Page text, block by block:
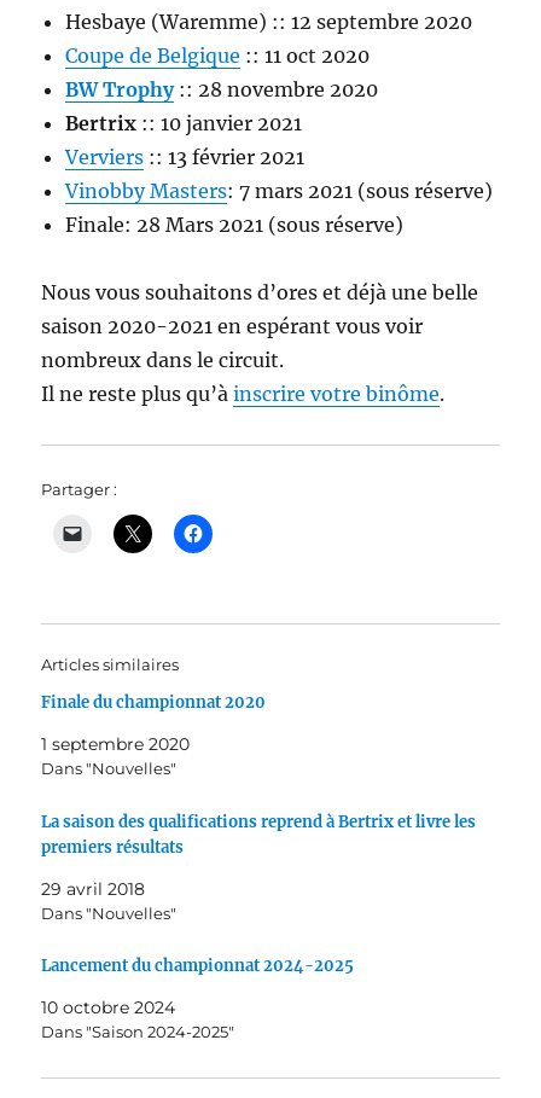
Hesbaye (Waremme) :: 12 septembre 2020
Coupe de Belgique :: 11 oct 2020
BW Trophy:: 28 novembre 2020
Bertrix :: 10 janvier 2021
Verviers :: 13 février 2021
Vinobby Masters: 7 mars 2021 (sous réserve)
Finale: 28 Mars 2021 (sous réserve)
Nous vous souhaitons d’ores et déjà une belle
saison 2020-2021 en espérant vous voir
nombreux dans le circuit.
Il ne reste plus qu’àinscrire votre binôme.
Partager :
Articles similaires
Finale du championnat 2020
1 septembre 2020
Dans "Nouvelles"
La saison des qualifications reprend à Bertrix et livre les
premiers résultats
29 avril 2018
Dans "Nouvelles"
Lancement du championnat 2024-2025
10 octobre 2024
Dans "Saison 2024-2025"